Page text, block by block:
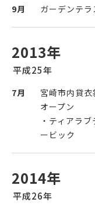
9月 ガーデンテ
2013年
平成25年
7月
宮崎市内貸
オープン
・ティアラ
ービック
2014年
平成26年